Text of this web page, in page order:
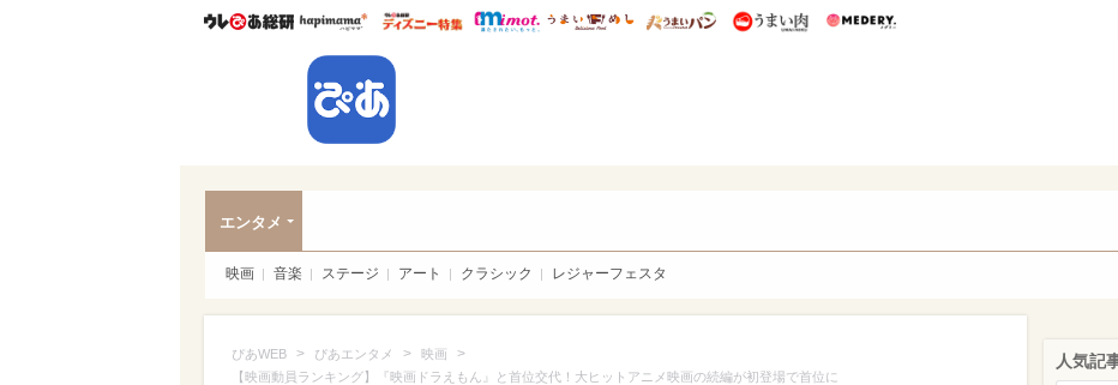
ウレぴあ総研ハピママ* ウレぴあ総研 ディズニー特集
mimot. うまいめし うまいパン うまい肉
エンタメ
映画 音楽 ステージ アート クラシック レジャーフェスタ
ぴあWEB > ぴあエンタメ > 映画 >
【映画動員ランキング】『映画ドラえもん』と首位交代！大ヒットアニメ映画の続編が初登場で首位に
人気記